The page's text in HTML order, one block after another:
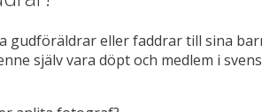
gudföräldrar eller faddrar till sina
själv vara döpt och medlem i